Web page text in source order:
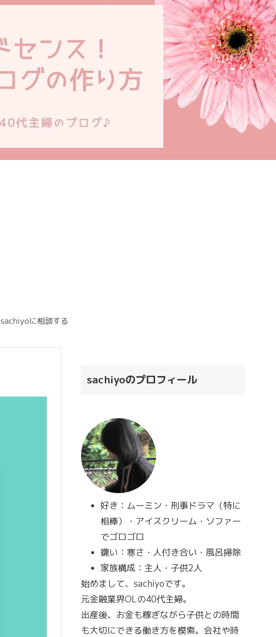
sachiyoに相談する
sachiyoのプロフィール
好き：ムーミン・刑事ドラマ（特に
相棒）・アイスクリーム・ソファー
でゴロゴロ
嫌い：寒さ・人付き合い・風呂掃除
家族構成：主人・子供2人
始めまして、sachiyoです。
元金融業界OLの40代主婦。
出産後、お金も稼ぎながら子供との時間
も大切にできる働き方を模索。会社や時